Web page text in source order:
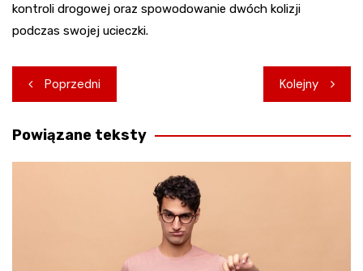
kontroli drogowej oraz spowodowanie dwóch kolizji
podczas swojej ucieczki.
Nawigacja
wpisu
Poprzedni Kolejny
Powiązane teksty